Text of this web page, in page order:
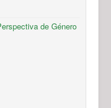
de Género